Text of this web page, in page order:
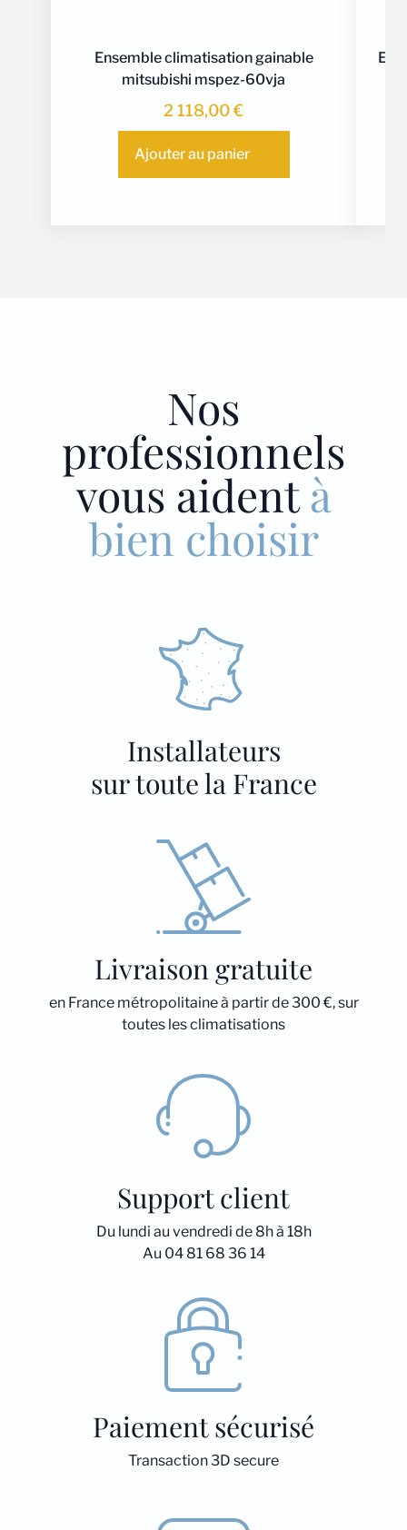
Ensemble climatisation gainable
mitsubishi mspez-60vja
2 118,00€
Ajouter au panier
Nos
professionnels
vous aidentà
bien choisir
Installateurs
sur toute la France
Livraison gratuite
en France métropolitaine à partir de 300 €, sur
toutes les climatisations
Support client
Du lundi au vendredi de 8h à 18h
Au 04 81 68 36 14
Paiement sécurisé
Transaction 3D secure